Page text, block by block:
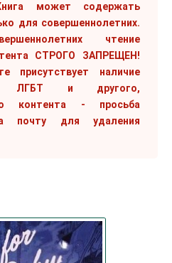
может содержать
для совершеннолетних.
чтение
СТРОГО ЗАПРЕЩЕН!
присутствует наличие
ЛГБТ и другого,
контента - просьба
почту для удаления